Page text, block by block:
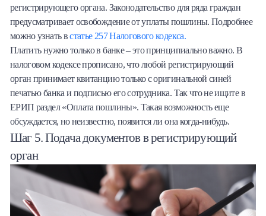
регистрирующего органа. Законодательство для ряда граждан
предусматривает освобождение от уплаты пошлины. Подробнее
можно узнать встатье 257 Налогового кодекса.
Платить нужно только в банке – это принципиально важно. В
налоговом кодексе прописано, что любой регистрирующий
орган принимает квитанцию только с оригинальной синей
печатью банка и подписью его сотрудника. Так что не ищите в
ЕРИП раздел «Оплата пошлины». Такая возможность еще
обсуждается, но неизвестно, появится ли она когда-нибудь.
Шаг 5. Подача документов в регистрирующий
орган